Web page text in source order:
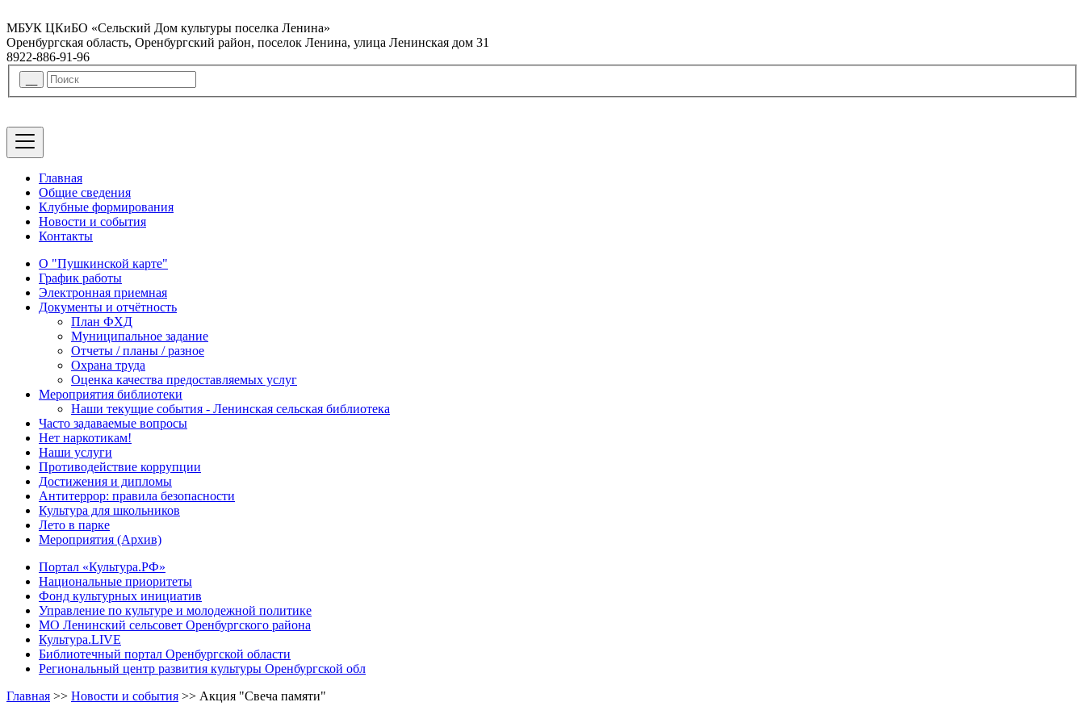
МБУК ЦКиБО «Сельский Дом культуры поселка Ленина»
Оренбургская область, Оренбургский район, поселок Ленина, улица Ленинская дом 31
8922-886-91-96
Главная
Общие сведения
Клубные формирования
Новости и события
Контакты
О "Пушкинской карте"
График работы
Электронная приемная
Документы и отчётность
План ФХД
Муниципальное задание
Отчеты / планы / разное
Охрана труда
Оценка качества предоставляемых услуг
Мероприятия библиотеки
Наши текущие события - Ленинская сельская библиотека
Часто задаваемые вопросы
Нет наркотикам!
Наши услуги
Противодействие коррупции
Достижения и дипломы
Антитеррор: правила безопасности
Культура для школьников
Лето в парке
Мероприятия (Архив)
Портал «Культура.РФ»
Национальные приоритеты
Фонд культурных инициатив
Управление по культуре и молодежной политике
МО Ленинский сельсовет Оренбургского района
Культура.LIVE
Библиотечный портал Оренбургской области
Региональный центр развития культуры Оренбургской обл
Главная >> Новости и события >> Акция "Свеча памяти"